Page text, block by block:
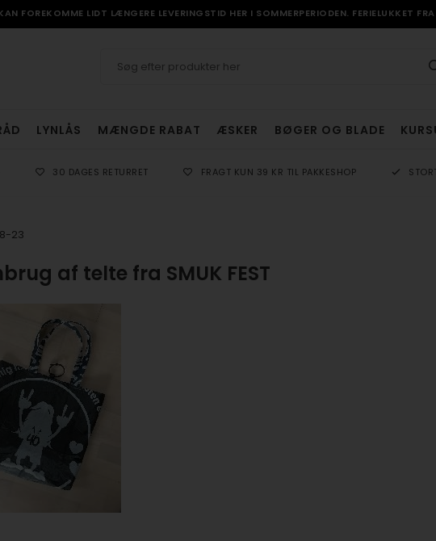
FOREKOMME LIDT LÆNGERE LEVERINGSTID HER I SOMMERPERIODEN. FERIELUKKET
LYNLÅS MÆNGDE RABAT ÆSKER BØGER OG BLADE
30 DAGES RETURRET FRAGT KUN 39 KR TIL PAKKESHOP
23
af telte fra SMUK FEST